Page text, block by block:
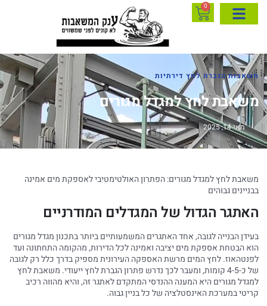
0
משאבות הגברת לחץ דירתיות
משאבת לחץ למגדל מגורים
מאי 14, 2025
משאבת לחץ למגדל מגורים: הפתרון האולטימטיבי לאספקת מים אמינה
בבניינים גבוהים
האתגר הגדול של המגדלים המודרניים
בעידן הבנייה לגובה, אחד האתגרים המשמעותיים ביותר בתכנון מגדל מגורים
הוא הבטחת אספקת מים יציבה ואמינה לכל הדירות, מהקומה התחתונה ועד
לפנטהאוז. לחץ המים מרשת האספקה העירונית מספיק בדרך כלל רק לגובה
של כ-4-5 קומות, ומעבר לכך נדרש פתרון הגברת לחץ ייעודי. משאבת לחץ
למגדל מגורים היא המענה ההנדסי המתקדם לאתגר זה, והיא מהווה רכיב
קריטי במערכת האינסטלציה של כל בניין גבוה.